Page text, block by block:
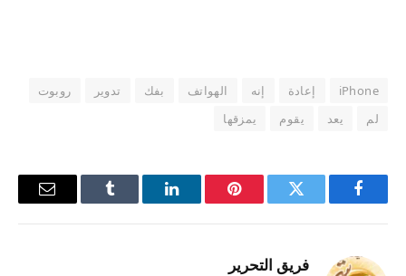
iPhone إعادة إنه الهواتف بفك تدوير
روبوت
لم
يعد يقوم يمزقها
فيسبوك تويتر بينتيريستلينكدإن Tumblr
البريد
فريق التحرير